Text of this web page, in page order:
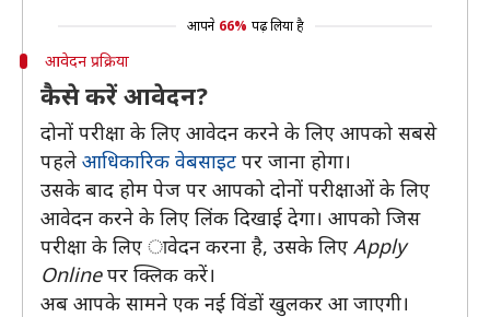
आपने 66% पढ़ लिया है
आवेदन प्रक्रिया
कैसे करें आवेदन?
दोनों परीक्षा के लिए आवेदन करने के लिए आपको सबसे
पहले आधिकारिक वेबसाइट पर जाना होगा।
उसके बाद होम पेज पर आपको दोनों परीक्षाओं के लिए
आवेदन करने के लिए लिंक दिखाई देगा। आपको जिस
परीक्षा के लिए ावेदन करना है, उसके लिए Apply
Onlineपर क्लिक करें।
अब आपके सामने एक नई विंडों खुलकर आ जाएगी।